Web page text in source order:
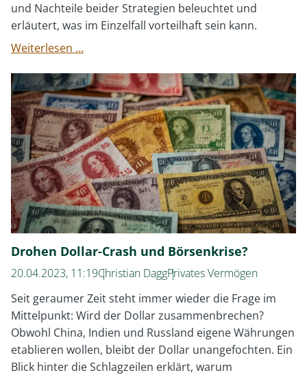
und Nachteile beider Strategien beleuchtet und
erläutert, was im Einzelfall vorteilhaft sein kann.
Weiterlesen …Konzentration
Diversifikation
Drohen Dollar-Crash und Börsenkrise?
20.04.2023, 11:19Christian DaggPrivates Vermögen
Seit geraumer Zeit steht immer wieder die Frage im
Mittelpunkt: Wird der Dollar zusammenbrechen?
Obwohl China, Indien und Russland eigene Währungen
etablieren wollen, bleibt der Dollar unangefochten. Ein
Blick hinter die Schlagzeilen erklärt, warum